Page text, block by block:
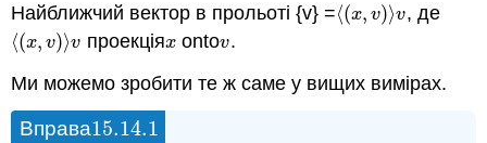
Найближчий вектор в прольоті {v} =⟨(x, v)⟩v
⟨(x,v)⟩v , де
⟨(x, v)⟩v
⟨(x,v)⟩v проекціяx
x ontov
v.
Ми можемо зробити те ж саме у вищих вимірах.
Вправа15.14.1
15.14.1